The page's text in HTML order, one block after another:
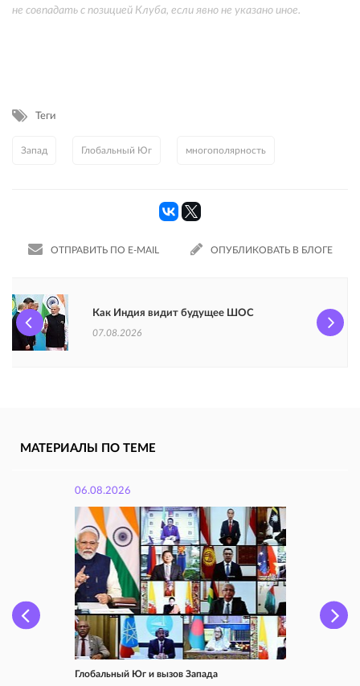
не совпадать с позицией Клуба, если явно не указано иное.
Теги
Запад Глобальный Юг многополярность
ОТПРАВИТЬ ПО E-MAIL ОПУБЛИКОВАТЬ В БЛОГЕ
Как Индия видит будущее ШОС
07.08.2026
МАТЕРИАЛЫ ПО ТЕМЕ
06.08.2026
Глобальный Юг и вызов Запада